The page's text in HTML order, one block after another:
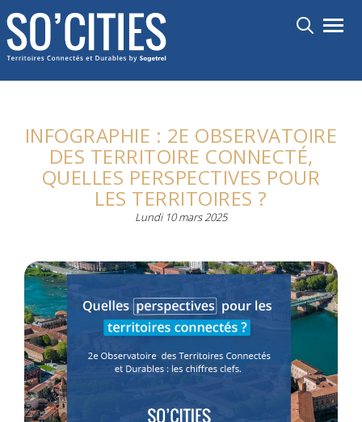
Aller
au
contenu
INFOGRAPHIE : 2E OBSERVATOIRE
DES TERRITOIRE CONNECTÉ,
QUELLES PERSPECTIVES POUR
LES TERRITOIRES ?
Lundi 10 mars 2025